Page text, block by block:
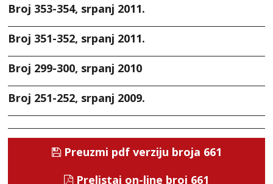
Broj 353-354, srpanj 2011.
Broj 351-352, srpanj 2011.
Broj 299-300, srpanj 2010
Broj 251-252, srpanj 2009.
Preuzmi pdf verziju broja 661
Prelistaj on-line broj 661